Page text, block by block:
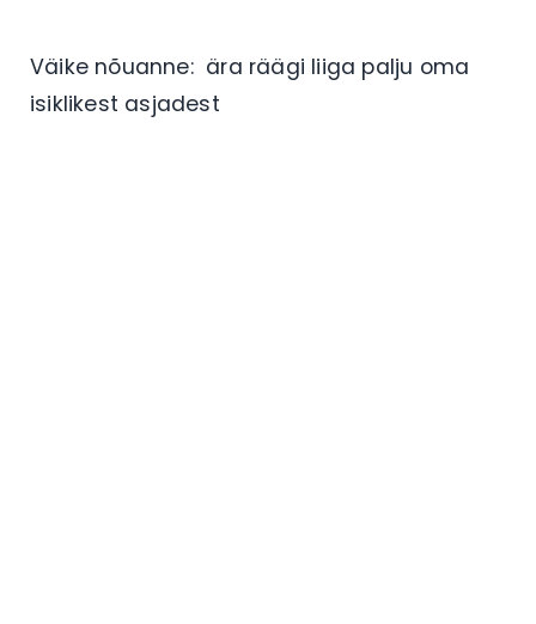
Väike nõuanne: ära räägi liiga palju oma
isiklikest asjadest